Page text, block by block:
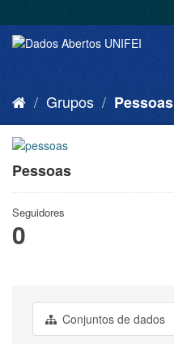
Grupos Pessoas
Pessoas
Seguidores
0
Conjuntos de dados